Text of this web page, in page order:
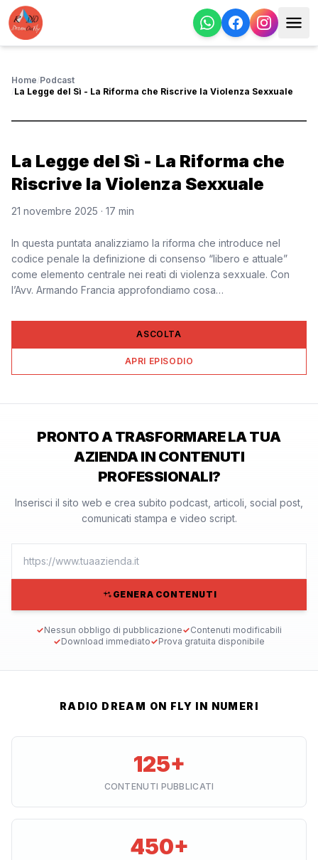
Home /Podcast
/La Legge del Sì - La Riforma che Riscrive la Violenza Sexxuale
La Legge del Sì - La Riforma che
Riscrive la Violenza Sexxuale
21 novembre 2025 · 17 min
In questa puntata analizziamo la riforma che introduce nel
codice penale la definizione di consenso “libero e attuale”
come elemento centrale nei reati di violenza sexxuale. Con
l’Avv. Armando Francia approfondiamo cosa…
ASCOLTA
APRI EPISODIO
PRONTO A TRASFORMARE LA TUA
AZIENDA IN CONTENUTI
PROFESSIONALI?
Inserisci il sito web e crea subito podcast, articoli, social post,
comunicati stampa e video script.
GENERA CONTENUTI
✓Nessun obbligo di pubblicazione✓Contenuti modificabili
✓Download immediato✓Prova gratuita disponibile
RADIO DREAM ON FLY IN NUMERI
125+
CONTENUTI PUBBLICATI
450+